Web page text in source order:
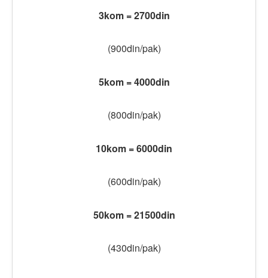
3kom = 2700din
(900din/pak)
5kom = 4000din
(800din/pak)
10kom = 6000din
(600din/pak)
50kom = 21500din
(430din/pak)